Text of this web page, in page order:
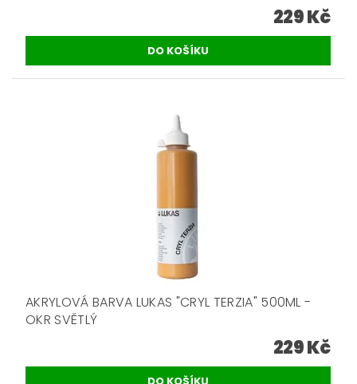
229 Kč
AKRYLOVÁ BARVA LUKAS "CRYL TERZIA" 500ML -
OKR SVĚTLÝ
229 Kč